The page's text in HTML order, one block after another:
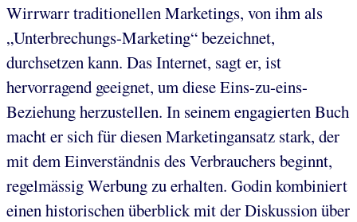
Wirrwarr traditionellen Marketings, von ihm als
„Unterbrechungs-Marketing“ bezeichnet,
durchsetzen kann. Das Internet, sagt er, ist
hervorragend geeignet, um diese Eins-zu-eins-
Beziehung herzustellen. In seinem engagierten Buch
macht er sich für diesen Marketingansatz stark, der
mit dem Einverständnis des Verbrauchers beginnt,
regelmässig Werbung zu erhalten. Godin kombiniert
einen historischen überblick mit der Diskussion über